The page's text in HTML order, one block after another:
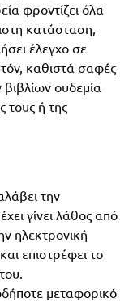
φροντίζει όλα
κατάσταση,
έλεγχο σε
καθιστά σαφές
ουδεμία
τους ή της
την
γίνει λάθος από
ηλεκτρονική
επιστρέφει το
μεταφορικό